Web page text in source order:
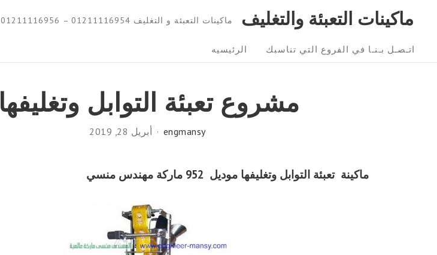
content
ماكينات التعبئة والتغليف ماكينات التعبئة و التغليف 01211116954 – 01211116956 – 01211116958
Site
Navigation
اتـصـل بـنـا في الفروع التي تناسبك الرئيسيه
مشروع تعبئة التوابل وتغليفها
engmansy أبريل 28, 2019
ماكينة تعبئة التوابل وتغليفها موديل 952 ماركة مهندس منسي